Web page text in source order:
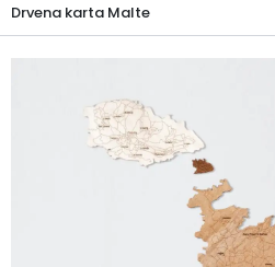
Drvena karta Malte
Traži